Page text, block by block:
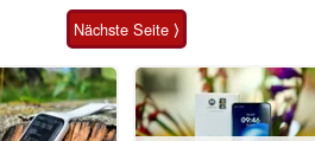
Nächste Seite ⟩